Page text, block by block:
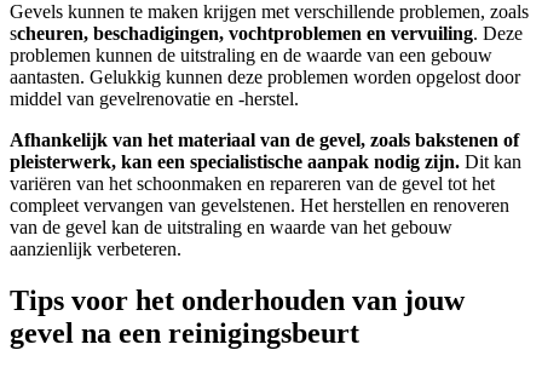
Gevels kunnen te maken krijgen met verschillende problemen, zoals
scheuren, beschadigingen, vochtproblemen en vervuiling. Deze
problemen kunnen de uitstraling en de waarde van een gebouw
aantasten. Gelukkig kunnen deze problemen worden opgelost door
middel van gevelrenovatie en -herstel.
Afhankelijk van het materiaal van de gevel, zoals bakstenen of
pleisterwerk, kan een specialistische aanpak nodig zijn. Dit kan
variëren van het schoonmaken en repareren van de gevel tot het
compleet vervangen van gevelstenen. Het herstellen en renoveren
van de gevel kan de uitstraling en waarde van het gebouw
aanzienlijk verbeteren.
Tips voor het onderhouden van jouw
gevel na een reinigingsbeurt